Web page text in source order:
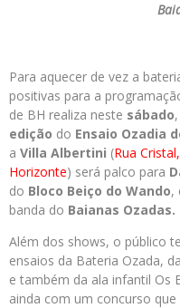
Para aquecer de vez a
positivas para a
de BH realiza neste sábado,
edição do Ensaio Ozadia
a Villa Albertini (Rua
Horizonte) será palco para
do Bloco Beiço do Wando,
banda do Baianas Ozadas.
Além dos shows, o público
ensaios da Bateria Ozada,
e também da ala infantil Os
ainda com um concurso